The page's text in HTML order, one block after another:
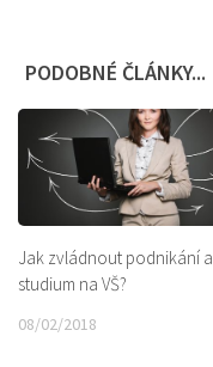
PODOBNÉ ČLÁNKY...
Jak zvládnout podnikání a
studium na VŠ?
08/02/2018